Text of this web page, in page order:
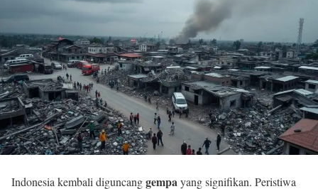
Indonesia kembali diguncanggempayang signifikan. Peristiwa